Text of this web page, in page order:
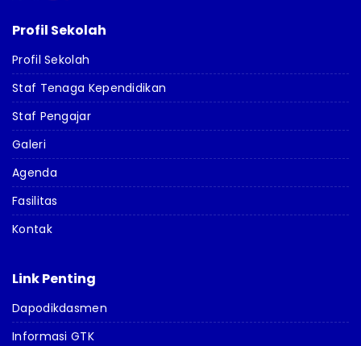
Profil Sekolah
Profil Sekolah
Staf Tenaga Kependidikan
Staf Pengajar
Galeri
Agenda
Fasilitas
Kontak
Link Penting
Dapodikdasmen
Informasi GTK